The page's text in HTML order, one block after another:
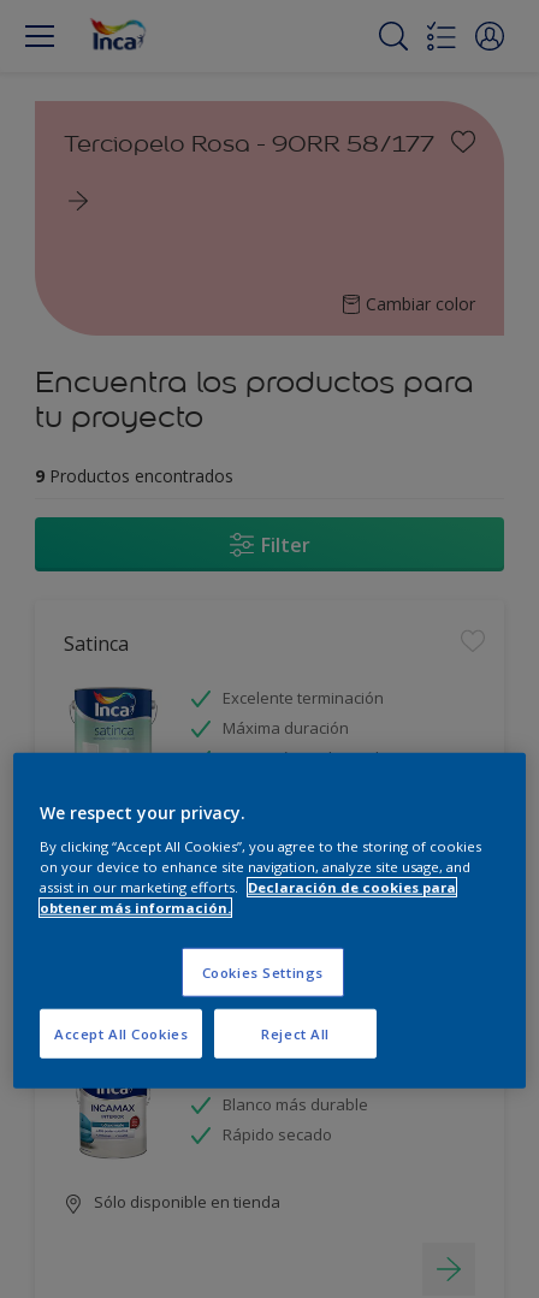
Terciopelo Rosa - 90RR 58/177
Cambiar color
Encuentra los productos para
tu proyecto
9 Productos encontrados
Filter
Satinca
Excelente terminación
Máxima duración
Protección prolongada
Sólo disponible en tienda
Blanco más durable
Rápido secado
Sólo disponible en tienda
We respect your privacy.
By clicking “Accept All Cookies”, you agree to the storing of cookies
on your device to enhance site navigation, analyze site usage, and
assist in our marketing efforts.
Declaración de cookies para
obtener más información.
Cookies Settings
Reject All
Accept All Cookies